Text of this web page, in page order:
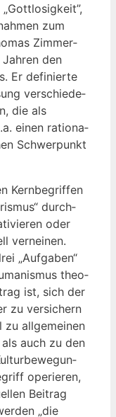
zum
Zim­mer­
den
Er defi­nier­te
ver­schie­de­
die als
einen ratio­na­
Schwer­punkt
Kern­be­grif­fen
durch­
oder
ver­nei­nen.
„Auf­ga­ben“
theo­
ist, sich der
zu ver­si­chern
zu all­ge­mei­nen
auch zu den
ope­rie­ren,
Bei­trag
„die